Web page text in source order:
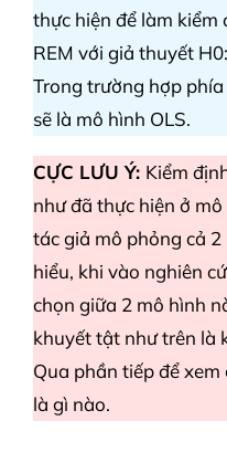
thực hiện để làm kiểm
REM với giả thuyết
Trong trường hợp
sẽ là mô hình OLS.
CỰC LƯU Ý: Kiểm
như đã thực hiện ở
tác giả mô phỏng cả
hiểu, khi vào nghiên
chọn giữa 2 mô hình
khuyết tật như trên là
Qua phần tiếp để
là gì nào.